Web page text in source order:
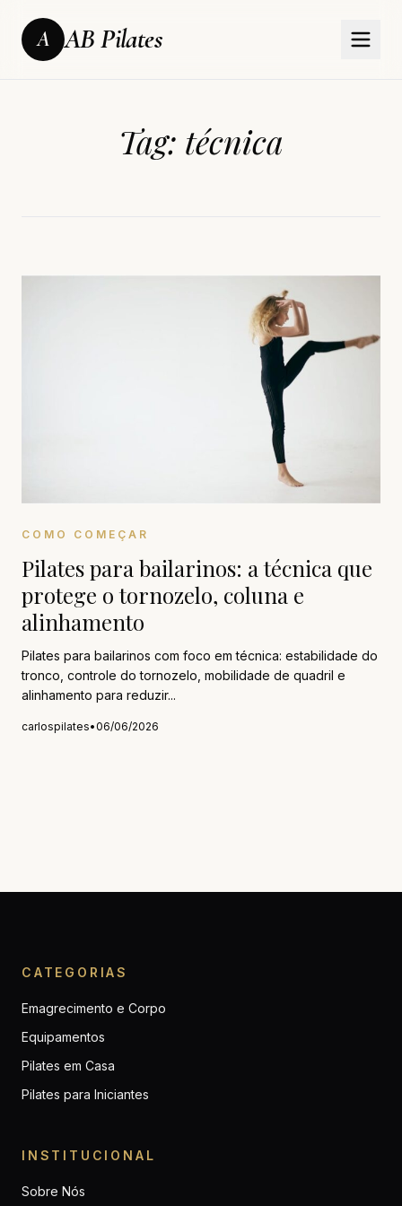
A AB Pilates
Tag: técnica
COMO COMEÇAR
Pilates para bailarinos: a técnica que
protege o tornozelo, coluna e
alinhamento
Pilates para bailarinos com foco em técnica: estabilidade do
tronco, controle do tornozelo, mobilidade de quadril e
alinhamento para reduzir...
carlospilates•06/06/2026
CATEGORIAS
Emagrecimento e Corpo
Equipamentos
Pilates em Casa
Pilates para Iniciantes
INSTITUCIONAL
Sobre Nós